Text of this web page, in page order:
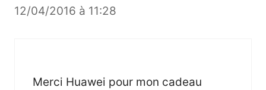
12/04/2016 à 11:28
Merci Huawei pour mon cadeau